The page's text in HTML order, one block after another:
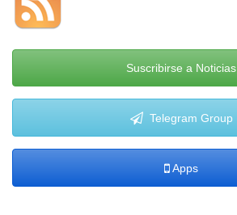
Suscribirse a Noticias
Telegram Group
Apps